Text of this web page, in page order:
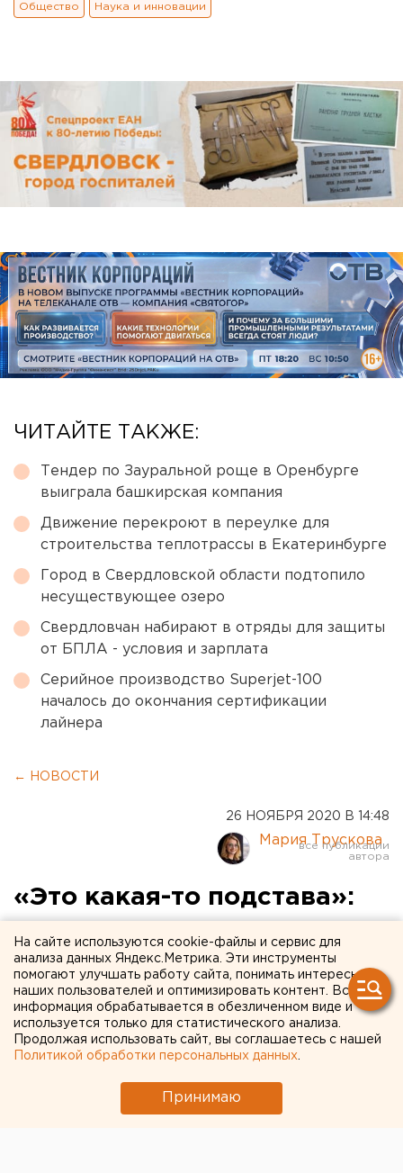
Общество Наука и инновации
ЧИТАЙТЕ ТАКЖЕ:
Тендер по Зауральной роще в Оренбурге
выиграла башкирская компания
Движение перекроют в переулке для
строительства теплотрассы в Екатеринбурге
Город в Свердловской области подтопило
несуществующее озеро
Свердловчан набирают в отряды для защиты
от БПЛА - условия и зарплата
Серийное производство Superjet-100
началось до окончания сертификации
лайнера
← НОВОСТИ
26 НОЯБРЯ 2020 В 14:48
Мария Трускова
«Это какая-то подстава»:
известные
екатеринбуржцы встали на
защиту Валерия Родина
На сайте используются cookie-файлы и сервис для
анализа данных Яндекс.Метрика. Эти инструменты
помогают улучшать работу сайта, понимать интересы
наших пользователей и оптимизировать контент. Вся
информация обрабатывается в обезличенном виде и
используется только для статистического анализа.
Продолжая использовать сайт, вы соглашаетесь с нашей
Политикой обработки персональных данных
Принимаю